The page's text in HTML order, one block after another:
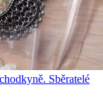
Sběratelé